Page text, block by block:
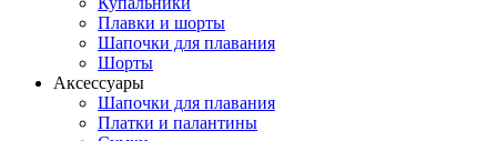
Плавки и шорты
Шапочки для плавания
Шорты
Аксессуары
Шапочки для плавания
Платки и палантины